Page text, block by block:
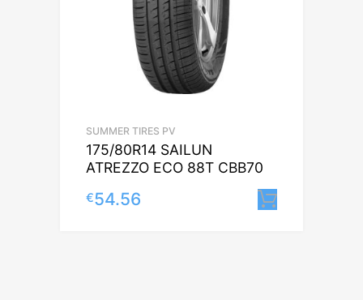
SUMMER TIRES PV
175/80R14 SAILUN
ATREZZO ECO 88T CBB70
€54.56